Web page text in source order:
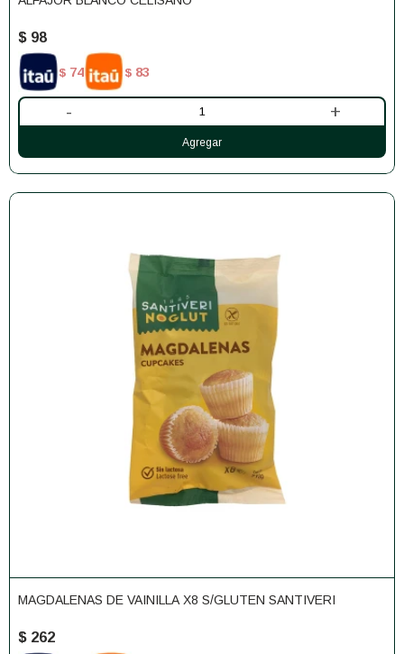
$ 98
$ 74 $ 83
- +
MAGDALENAS DE VAINILLA X8 S/GLUTEN SANTIVERI
$ 262